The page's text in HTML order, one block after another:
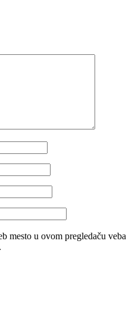
mesto u ovom pregledaču veba